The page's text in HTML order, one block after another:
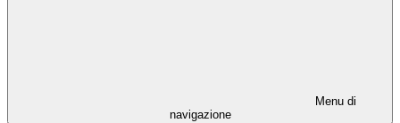
Menu di
navigazione